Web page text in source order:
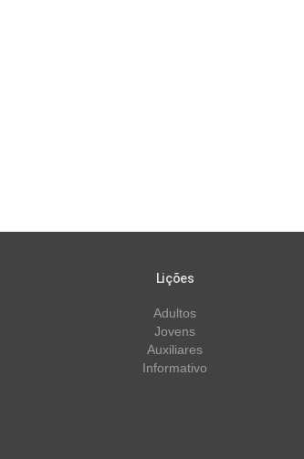
Lições
Adultos
Jovens
Auxiliares
Informativo